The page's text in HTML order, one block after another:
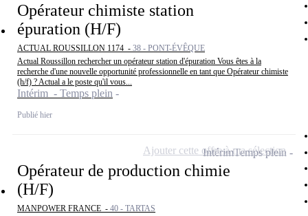
Opérateur chimiste station
épuration (H/F)
ACTUAL ROUSSILLON 1174 - 38 - PONT-ÉVÊQUE
Actual Roussillon rechercher un opérateur station d'épuration Vous êtes à la
recherche d'une nouvelle opportunité professionnelle en tant que Opérateur chimiste
(h/f) ? Actual a le poste qu'il vous...
Intérim - Temps plein
Publié hier
Opérateur de production chimie
(H/F)
MANPOWER FRANCE - 40 - TARTAS
IntérimTemps plein
Ajouter cette offre à ma sélection